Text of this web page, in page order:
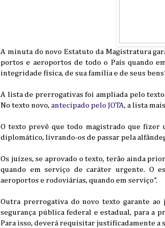
A minuta do novo Estatuto da Magistratura
portos e aeroportos de todo o País quando
integridade física, de sua família e de seus
A lista de prerrogativas foi ampliada pelo
No texto novo, antecipado pelo JOTA, a lista
O texto prevê que todo magistrado que fizer
diplomático, livrando-os de passar pela
Os juízes, se aprovado o texto, terão ainda
quando em serviço de caráter urgente. O
aeroportos e rodoviárias, quando em serviço”.
Outra prerrogativa do novo texto garante ao
segurança pública federal e estadual, para a
Para isso, deverá requisitar justificadamente a